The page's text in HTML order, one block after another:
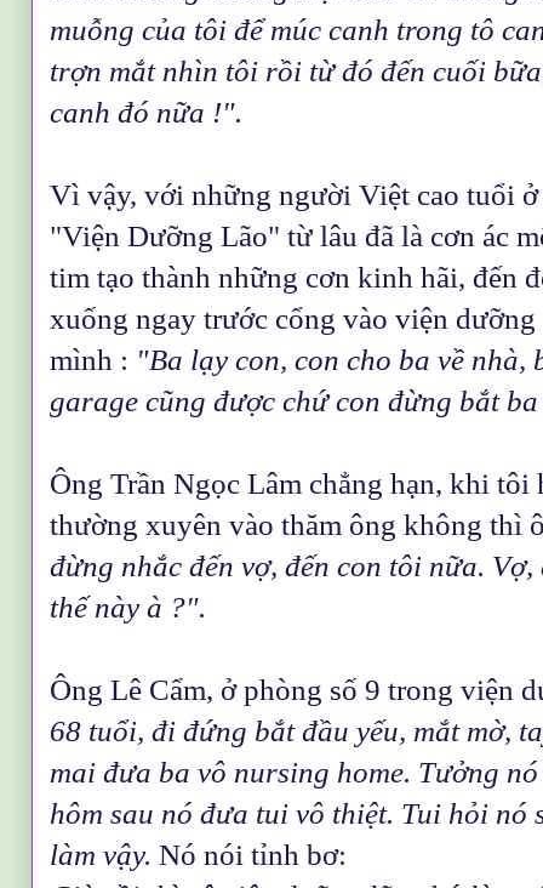
muỗng của tôi để múc canh trong tô
trợn mắt nhìn tôi rồi từ đó đến cuối
canh đó nữa !".
Vì vậy, với những người Việt cao tuổi
"Viện Dưỡng Lão" từ lâu đã là cơn ác
tim tạo thành những cơn kinh hãi, đến
xuống ngay trước cổng vào viện
mình : "Ba lạy con, con cho ba về
garage cũng được chứ con đừng bắt
Ông Trần Ngọc Lâm chẳng hạn, khi tôi
thường xuyên vào thăm ông không thì
đừng nhắc đến vợ, đến con tôi nữa.
thế này à ?".
Ông Lê Cẩm, ở phòng số 9 trong viện
68 tuổi, đi đứng bắt đầu yếu, mắt mờ,
mai đưa ba vô nursing home. Tưởng
hôm sau nó đưa tui vô thiệt. Tui hỏi nó
làm vậy. Nó nói tỉnh bơ: